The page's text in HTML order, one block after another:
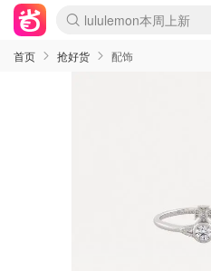
lululemon本周上新
Sasa美妆护肤3.5折
SSENSE年中3折
FreshBeauty好价汇总
Cettire降价+叠9折
Farfetch折上8折
WWS Coles超市实拍
viagogo二手票捡漏
Myer清仓1折起
The Outnet奢牌1折起
David Jones 3折起
Flannels大牌1折
Perfumes Club护肤1折
AMIRO返校季6.2折
Oweek抽奖送Airpods
Amazon折扣汇总
eToro入金$200送$50
Amazon数码好物
ICONIC本周7.5折
ThedoubleF高奢地板价
Moose Knuckles 6折
丝芙兰5折起
EUFY官网3.7折起
Selenichast首饰2折
Trip机票酒店促销
YSL送5件彩妆礼
Amazon家居好物
BIGBANG巡演开票
David Jones时尚3折
Amazon美妆护肤
雅漾大喷$8
过敏原检测盒$33
伊索独家赠50ml沐浴露
科颜氏送高保湿面霜
SEALIFE海洋馆门票6折
丝塔芙大白罐$16
订阅Newsletter送香薰
Cult Beauty 6.8折
Harrods圣诞日历2.3折
LN-CC奢牌私促3折
d'Alba空姐喷雾$16
EVE LOM套装逆天2折
Bernardelli独家4折
Adore Beauty 6折起
CT圣诞日历
Mytheresa奢品2.7折
首页 抢好货 配饰